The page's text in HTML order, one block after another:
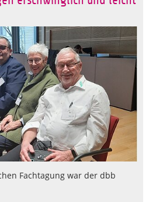
Fachtagung war der dbb